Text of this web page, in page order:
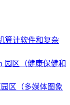
算计软件和复杂
园区（健康保健和
区（多媒体图象